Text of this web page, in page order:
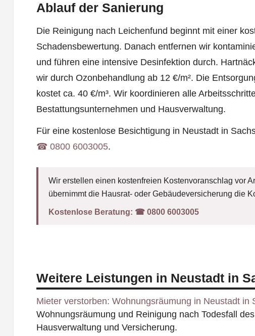
Ablauf der Sanierung
Die Reinigung nach Leichenfund beginnt mit einer
Schadensbewertung. Danach entfernen wir
und führen eine intensive Desinfektion durch.
wir durch Ozonbehandlung ab 12 €/m². Die
kostet ca. 40 €/m³. Wir koordinieren alle
Bestattungsunternehmen und Hausverwaltung.
Für eine kostenlose Besichtigung in Neustadt in
☎︎ 0800 6003005.
Wir erstellen einen kostenfreien Kostenvoranschlag vor
übernimmt die Hausrat- oder Gebäudeversicherung die
Kostenlose Beratung: ☎︎ 0800 6003005
Weitere Leistungen in Neustadt in
Mieter verstorben: Wohnungsräumung in Neustadt in
Wohnungsräumung und Reinigung nach Todesfall
Hausverwaltung und Versicherung.